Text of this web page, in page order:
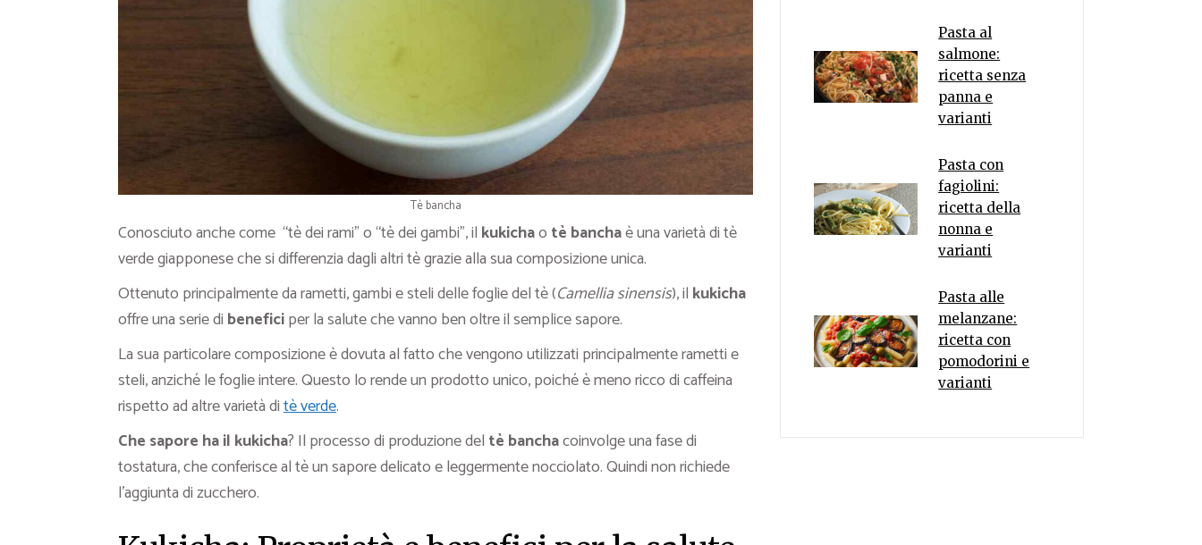
Tè bancha
Conosciuto anche come “tè dei rami” o “tè dei gambi”, il kukichao tè banchaè una varietà di tè
verde giapponese che si differenzia dagli altri tè grazie alla sua composizione unica.
Ottenuto principalmente da rametti, gambi e steli delle foglie del tè (Camellia sinensis), il kukicha
offre una serie di beneficiper la salute che vanno ben oltre il semplice sapore.
La sua particolare composizione è dovuta al fatto che vengono utilizzati principalmente rametti e
steli, anziché le foglie intere. Questo lo rende un prodotto unico, poiché è meno ricco di caffeina
rispetto ad altre varietà ditè verde.
Che sapore ha il kukicha? Il processo di produzione del tè banchacoinvolge una fase di
tostatura, che conferisce al tè un sapore delicato e leggermente nocciolato. Quindi non richiede
l’aggiunta di zucchero.
Pasta al
salmone:
ricetta senza
panna e
varianti
Pasta con
fagiolini:
ricetta della
nonna e
varianti
Pasta alle
melanzane:
ricetta con
pomodorini e
varianti